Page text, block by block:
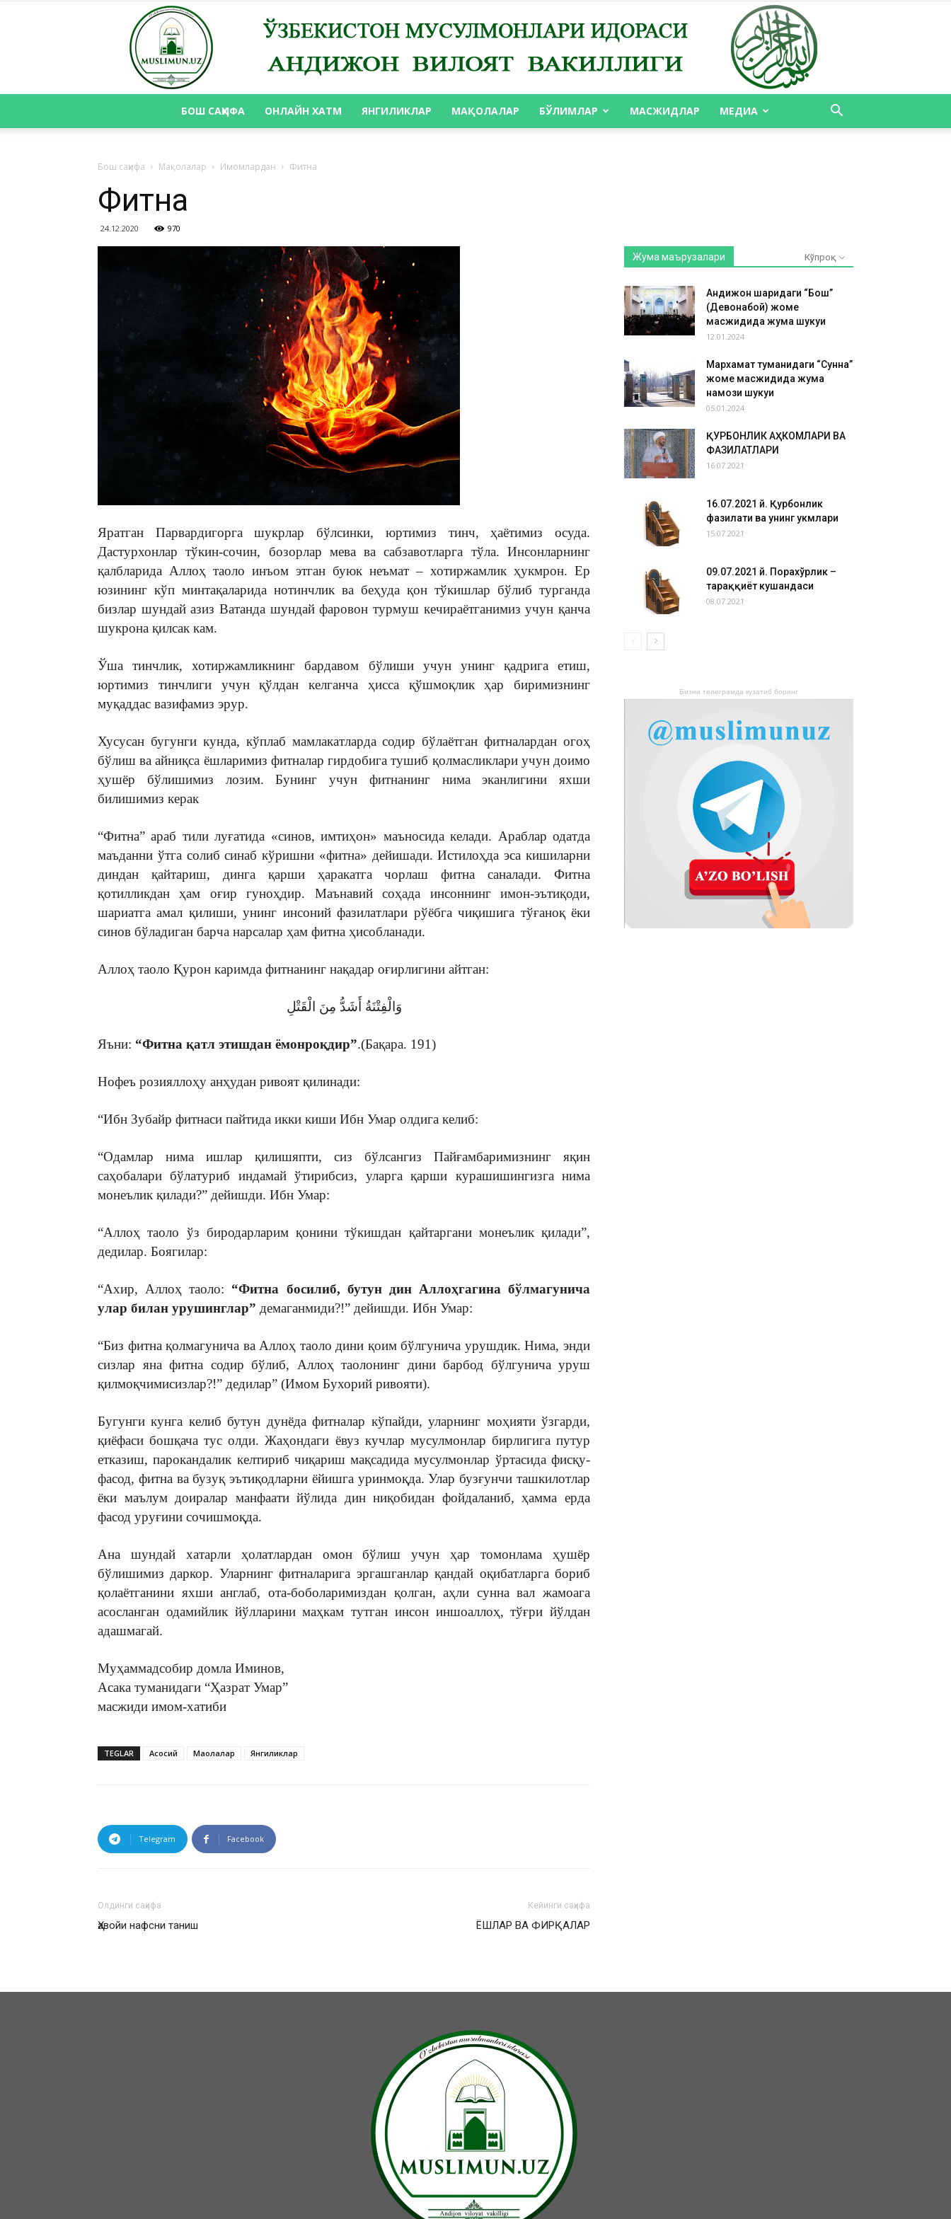
БОШ САҲИФА ОНЛАЙН ХАТМ ЯНГИЛИКЛАР МАҚОЛАЛАР БЎЛИМЛАР МАСЖИДЛАР МЕДИА
Бош саҳифа Мақолалар Имомлардан Фитна
Фитна
24.12.2020 970
Яратган Парвардигорга шукрлар бўлсинки, юртимиз тинч, ҳаётимиз осуда.
Дастурхонлар тўкин-сочин, бозорлар мева ва сабзавотларга тўла. Инсонларнинг
қалбларида Аллоҳ таоло инъом этган буюк неъмат – хотиржамлик ҳукмрон. Ер
юзининг кўп минтақаларида нотинчлик ва беҳуда қон тўкишлар бўлиб турганда
бизлар шундай азиз Ватанда шундай фаровон турмуш кечираётганимиз учун қанча
шукрона қилсак кам.
Ўша тинчлик, хотиржамликнинг бардавом бўлиши учун унинг қадрига етиш,
юртимиз тинчлиги учун қўлдан келганча ҳисса қўшмоқлик ҳар биримизнинг
муқаддас вазифамиз эрур.
Хусусан бугунги кунда, кўплаб мамлакатларда содир бўлаётган фитналардан огоҳ
бўлиш ва айниқса ёшларимиз фитналар гирдобига тушиб қолмасликлари учун доимо
ҳушёр бўлишимиз лозим. Бунинг учун фитнанинг нима эканлигини яхши
билишимиз керак
“Фитна” араб тили луғатида «синов, имтиҳон» маъносида келади. Араблар одатда
маъданни ўтга солиб синаб кўришни «фитна» дейишади. Истилоҳда эса кишиларни
диндан қайтариш, динга қарши ҳаракатга чорлаш фитна саналади. Фитна
қотилликдан ҳам оғир гуноҳдир. Маънавий соҳада инсоннинг имон-эътиқоди,
шариатга амал қилиши, унинг инсоний фазилатлари рўёбга чиқишига тўғаноқ ёки
синов бўладиган барча нарсалар ҳам фитна ҳисобланади.
Аллоҳ таоло Қурон каримда фитнанинг нақадар оғирлигини айтган:
وَالْفِتْنَةُ أَشَدُّ مِنَ الْقَتْلِ
Яъни: “Фитна қатл этишдан ёмонроқдир”.(Бақара. 191)
Нофеъ розияллоҳу анҳудан ривоят қилинади:
“Ибн Зубайр фитнаси пайтида икки киши Ибн Умар олдига келиб:
“Одамлар нима ишлар қилишяпти, сиз бўлсангиз Пайғамбаримизнинг яқин
саҳобалари бўлатуриб индамай ўтирибсиз, уларга қарши курашишингизга нима
монеълик қилади?” дейишди. Ибн Умар:
“Аллоҳ таоло ўз биродарларим қонини тўкишдан қайтаргани монеълик қилади”,
дедилар. Боягилар:
“Ахир, Аллоҳ таоло: “Фитна босилиб, бутун дин Аллоҳгагина бўлмагунича
улар билан урушинглар” демаганмиди?!” дейишди. Ибн Умар:
“Биз фитна қолмагунича ва Аллоҳ таоло дини қоим бўлгунича урушдик. Нима, энди
сизлар яна фитна содир бўлиб, Аллоҳ таолонинг дини барбод бўлгунича уруш
қилмоқчимисизлар?!” дедилар” (Имом Бухорий ривояти).
Бугунги кунга келиб бутун дунёда фитналар кўпайди, уларнинг моҳияти ўзгарди,
қиёфаси бошқача тус олди. Жаҳондаги ёвуз кучлар мусулмонлар бирлигига путур
етказиш, парокандалик келтириб чиқариш мақсадида мусулмонлар ўртасида фисқу-
фасод, фитна ва бузуқ эътиқодларни ёйишга уринмоқда. Улар бузғунчи ташкилотлар
ёки маълум доиралар манфаати йўлида дин ниқобидан фойдаланиб, ҳамма ерда
фасод уруғини сочишмоқда.
Ана шундай хатарли ҳолатлардан омон бўлиш учун ҳар томонлама ҳушёр
бўлишимиз даркор. Уларнинг фитналарига эргашганлар қандай оқибатларга бориб
қолаётганини яхши англаб, ота-боболаримиздан қолган, аҳли сунна вал жамоага
асосланган одамийлик йўлларини маҳкам тутган инсон иншоаллоҳ, тўғри йўлдан
адашмагай.
Муҳаммадсобир домла Иминов,
Асака туманидаги “Ҳазрат Умар”
масжиди имом-хатиби
TEGLAR Асосий Мақолалар Янгиликлар
Telegram Facebook
Олдинги саҳифа
Ҳавойи нафсни таниш
Кейинги саҳифа
ЁШЛАР ВА ФИРҚАЛАР
Жума маърузалари Кўпроқ
Андижон шаҳридаги “Бош”
(Девонабой) жоме
масжидида жума шукуҳи
12.01.2024
Мархамат туманидаги “Сунна”
жоме масжидида жума
намози шукуҳи
05.01.2024
ҚУРБОНЛИК АҲКОМЛАРИ ВА
ФАЗИЛАТЛАРИ
16.07.2021
16.07.2021 й. Қурбонлик
фазилати ва унинг ҳукмлари
15.07.2021
09.07.2021 й. Порахўрлик –
тараққиёт кушандаси
08.07.2021
Бизни телеграмда кузатиб боринг